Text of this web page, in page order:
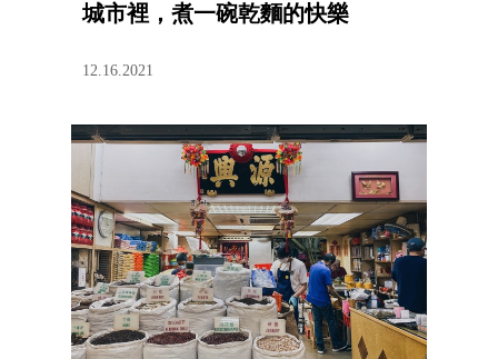
城市裡，煮一碗乾麵的快樂
12.16.2021